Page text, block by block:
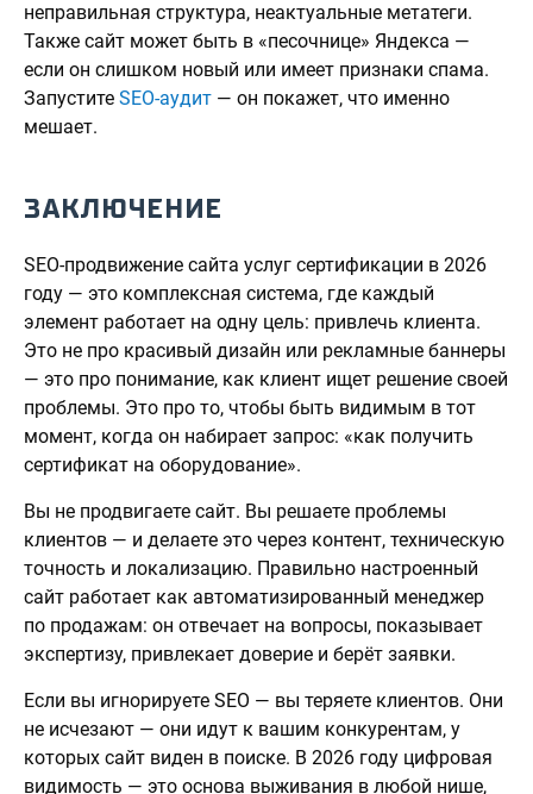
неправильная структура, неактуальные метатеги.
Также сайт может быть в «песочнице» Яндекса —
если он слишком новый или имеет признаки спама.
Запустите SEO-аудит — он покажет, что именно
мешает.
ЗАКЛЮЧЕНИЕ
SEO-продвижение сайта услуг сертификации в 2026
году — это комплексная система, где каждый
элемент работает на одну цель: привлечь клиента.
Это не про красивый дизайн или рекламные баннеры
— это про понимание, как клиент ищет решение своей
проблемы. Это про то, чтобы быть видимым в тот
момент, когда он набирает запрос: «как получить
сертификат на оборудование».
Вы не продвигаете сайт. Вы решаете проблемы
клиентов — и делаете это через контент, техническую
точность и локализацию. Правильно настроенный
сайт работает как автоматизированный менеджер
по продажам: он отвечает на вопросы, показывает
экспертизу, привлекает доверие и берёт заявки.
Если вы игнорируете SEO — вы теряете клиентов. Они
не исчезают — они идут к вашим конкурентам, у
которых сайт виден в поиске. В 2026 году цифровая
видимость — это основа выживания в любой нише,